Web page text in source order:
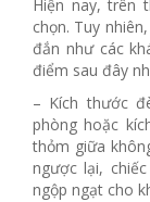
Hiện nay, trên
chọn. Tuy
đắn như các
điểm sau đây
– Kích thước
phòng hoặc
thỏm giữa
ngược lại,
ngộp ngạt cho